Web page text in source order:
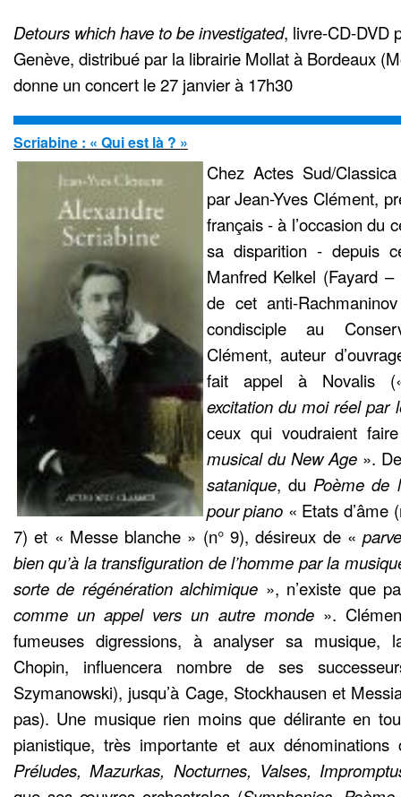
Detours which have to be investigated, livre-CD-DVD
Genève, distribué par la librairie Mollat à Bordeaux
donne un concert le 27 janvier à 17h30
Scriabine : « Qui est là ? »
Chez Actes Sud/
par Jean-Yves Clément,
français - à l’occasion du
sa disparition - depuis
Manfred Kelkel (Fayard
de cet anti-
condisciple au
Clément, auteur
fait appel à Novalis
excitation du moi réel
ceux qui voudraient
musical du New Age ».
satanique, duPoème de
pour piano « Etats d’âme
7) et « Messe blanche » (n° 9), désireux de «
bien qu’à la transfiguration de l’homme par la
sorte de régénération alchimique », n’existe que
comme un appel vers un autre monde».
fumeuses digressions, à analyser sa musique,
Chopin, influencera nombre de ses
Szymanowski), jusqu’à Cage, Stockhausen et
pas). Une musique rien moins que délirante en
pianistique, très importante et aux dénominations
Préludes, Mazurkas, Nocturnes, Valses,